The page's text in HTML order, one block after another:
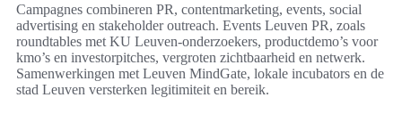
Campagnes combineren PR, contentmarketing, events, social
advertising en stakeholder outreach. Events Leuven PR, zoals
roundtables met KU Leuven-onderzoekers, productdemo’s voor
kmo’s en investorpitches, vergroten zichtbaarheid en netwerk.
Samenwerkingen met Leuven MindGate, lokale incubators en de
stad Leuven versterken legitimiteit en bereik.